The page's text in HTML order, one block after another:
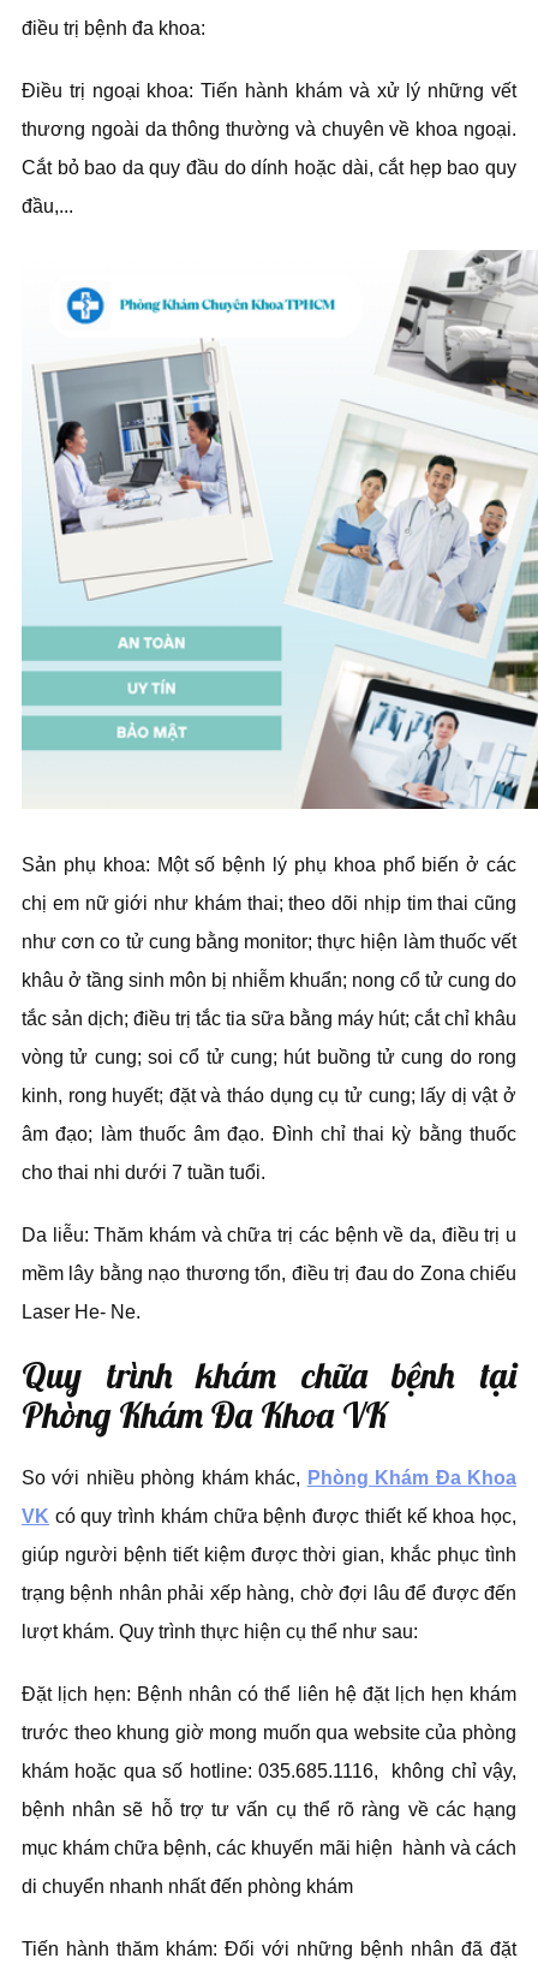
điều trị bệnh đa khoa:
Điều trị ngoại khoa: Tiến hành khám và xử lý những vết
thương ngoài da thông thường và chuyên về khoa ngoại.
Cắt bỏ bao da quy đầu do dính hoặc dài, cắt hẹp bao quy
đầu,...
‍Sản phụ khoa: Một số bệnh lý phụ khoa phổ biến ở các
chị em nữ giới như khám thai; theo dõi nhịp tim thai cũng
như cơn co tử cung bằng monitor; thực hiện làm thuốc vết
khâu ở tầng sinh môn bị nhiễm khuẩn; nong cổ tử cung do
tắc sản dịch; điều trị tắc tia sữa bằng máy hút; cắt chỉ khâu
vòng tử cung; soi cổ tử cung; hút buồng tử cung do rong
kinh, rong huyết; đặt và tháo dụng cụ tử cung; lấy dị vật ở
âm đạo; làm thuốc âm đạo. Đình chỉ thai kỳ bằng thuốc
cho thai nhi dưới 7 tuần tuổi.
Da liễu: Thăm khám và chữa trị các bệnh về da, điều trị u
mềm lây bằng nạo thương tổn, điều trị đau do Zona chiếu
Laser He- Ne.
Quy trình khám chữa bệnh tại
Phòng Khám Đa Khoa VK
So với nhiều phòng khám khác, Phòng Khám Đa Khoa
VK có quy trình khám chữa bệnh được thiết kế khoa học,
giúp người bệnh tiết kiệm được thời gian, khắc phục tình
trạng bệnh nhân phải xếp hàng, chờ đợi lâu để được đến
lượt khám. Quy trình thực hiện cụ thể như sau:
Đặt lịch hẹn: Bệnh nhân có thể liên hệ đặt lịch hẹn khám
trước theo khung giờ mong muốn qua website của phòng
khám hoặc qua số hotline: 035.685.1116, không chỉ vậy,
bệnh nhân sẽ hỗ trợ tư vấn cụ thể rõ ràng về các hạng
mục khám chữa bệnh, các khuyến mãi hiện hành và cách
di chuyển nhanh nhất đến phòng khám
Tiến hành thăm khám: Đối với những bệnh nhân đã đặt